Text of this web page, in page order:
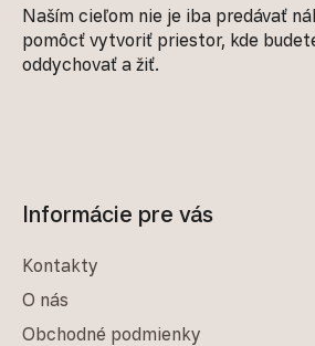
Naším cieľom nie je iba predávať
pomôcť vytvoriť priestor, kde
oddychovať a žiť.
Informácie pre vás
Kontakty
O nás
Obchodné podmienky